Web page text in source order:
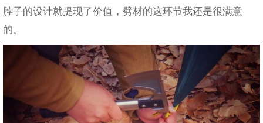
脖子的设计就提现了价值，劈材的这环节我还是很满意
的。